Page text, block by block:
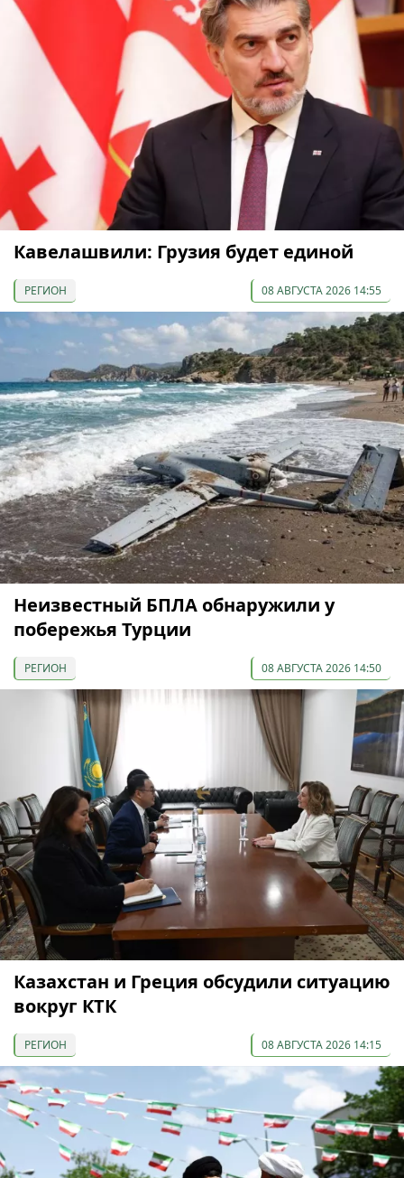
Кавелашвили: Грузия будет единой
РЕГИОН 08 АВГУСТА 2026 14:55
Неизвестный БПЛА обнаружили у
побережья Турции
РЕГИОН 08 АВГУСТА 2026 14:50
Казахстан и Греция обсудили ситуацию
вокруг КТК
РЕГИОН 08 АВГУСТА 2026 14:15